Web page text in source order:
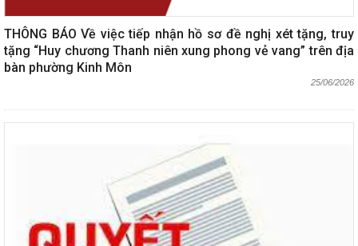
THÔNG BÁO Về việc tiếp nhận hồ sơ đề nghị xét tặng, truy
tặng “Huy chương Thanh niên xung phong vẻ vang” trên địa
bàn phường Kinh Môn
25/06/2026